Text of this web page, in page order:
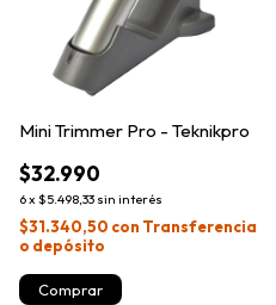
Mini Trimmer Pro - Teknikpro
$32.990
6x $5.498,33 sin interés
$31.340,50 con Transferencia
o depósito